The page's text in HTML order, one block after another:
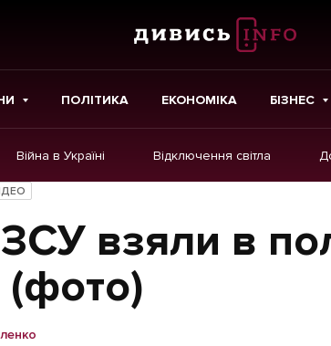
ПОЛІТИКА ЕКОНОМІКА БІЗНЕС
Війна в Україні Відключення світла
взяли в
(фото)